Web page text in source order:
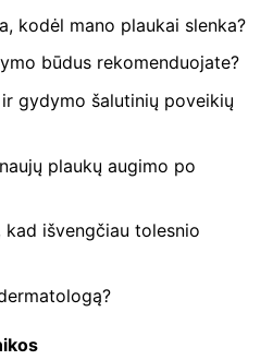
kodėl mano plaukai slenka?
būdus rekomenduojate?
gydymo šalutinių poveikių
plaukų augimo po
išvengčiau tolesnio